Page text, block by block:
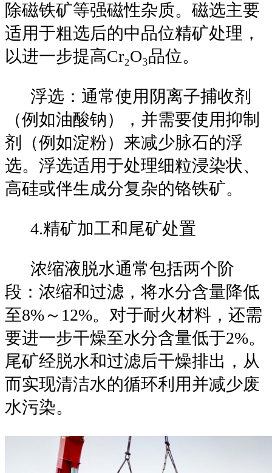
除磁铁矿等强磁性杂质。磁选主要
适用于粗选后的中品位精矿处理，
以进一步提高Cr₂O₃品位。
浮选：通常使用阴离子捕收剂
（例如油酸钠），并需要使用抑制
剂（例如淀粉）来减少脉石的浮
选。浮选适用于处理细粒浸染状、
高硅或伴生成分复杂的铬铁矿。
4.精矿加工和尾矿处置
浓缩液脱水通常包括两个阶
段：浓缩和过滤，将水分含量降低
至8%～12%。对于耐火材料，还需
要进一步干燥至水分含量低于2%。
尾矿经脱水和过滤后干燥排出，从
而实现清洁水的循环利用并减少废
水污染。